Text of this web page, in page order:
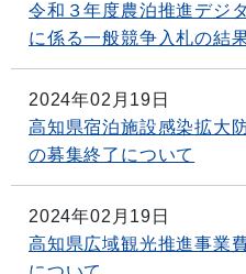
令和３年度農泊推進デジ
に係る一般競争入札の結
2024年02月19日
高知県宿泊施設感染拡大
の募集終了について
2024年02月19日
高知県広域観光推進事業